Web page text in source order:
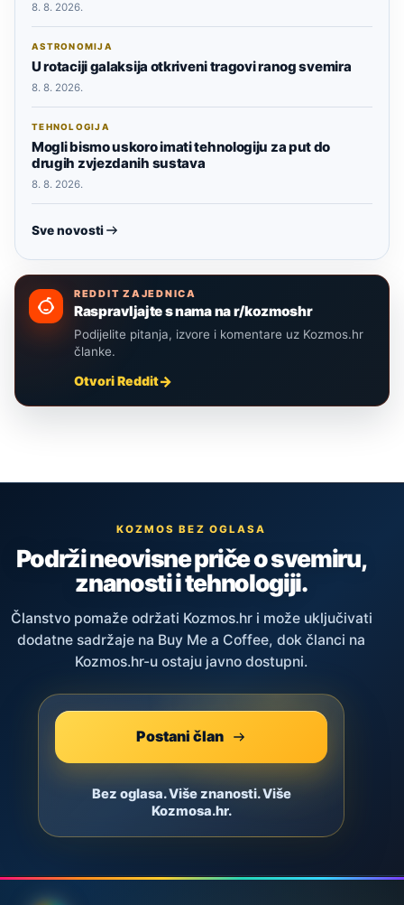
8. 8. 2026.
ASTRONOMIJA
U rotaciji galaksija otkriveni tragovi ranog svemira
8. 8. 2026.
TEHNOLOGIJA
Mogli bismo uskoro imati tehnologiju za put do
drugih zvjezdanih sustava
8. 8. 2026.
Sve novosti
REDDIT ZAJEDNICA
Raspravljajte s nama na r/kozmoshr
Podijelite pitanja, izvore i komentare uz Kozmos.hr
članke.
Otvori Reddit
KOZMOS BEZ OGLASA
Podrži neovisne priče o svemiru,
znanosti i tehnologiji.
Članstvo pomaže održati Kozmos.hr i može uključivati
dodatne sadržaje na Buy Me a Coffee, dok članci na
Kozmos.hr-u ostaju javno dostupni.
Postani član
Bez oglasa. Više znanosti. Više
Kozmosa.hr.